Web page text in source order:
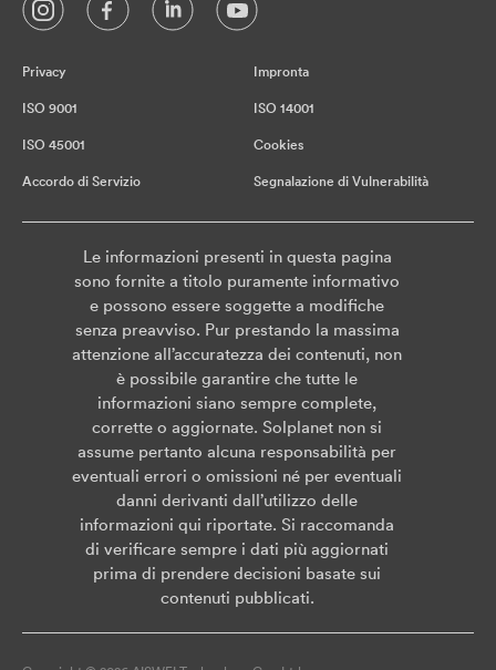
Privacy Impronta
ISO 9001 ISO 14001
ISO 45001 Cookies
Accordo di Servizio Segnalazione di Vulnerabilità
Le informazioni presenti in questa pagina
sono fornite a titolo puramente informativo
e possono essere soggette a modifiche
senza preavviso. Pur prestando la massima
attenzione all’accuratezza dei contenuti, non
è possibile garantire che tutte le
informazioni siano sempre complete,
corrette o aggiornate. Solplanet non si
assume pertanto alcuna responsabilità per
eventuali errori o omissioni né per eventuali
danni derivanti dall’utilizzo delle
informazioni qui riportate. Si raccomanda
di verificare sempre i dati più aggiornati
prima di prendere decisioni basate sui
contenuti pubblicati.